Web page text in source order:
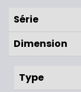
Série
Dimension
Type